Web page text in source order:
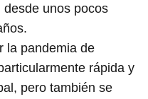
unos pocos
la pandemia de
rápida y
pero también se